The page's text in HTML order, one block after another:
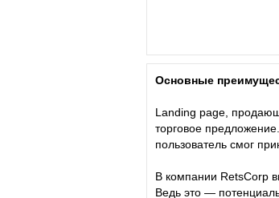
Основные
Landing page,
торговое
пользователь смог
В компании RetsCorp
Ведь это —